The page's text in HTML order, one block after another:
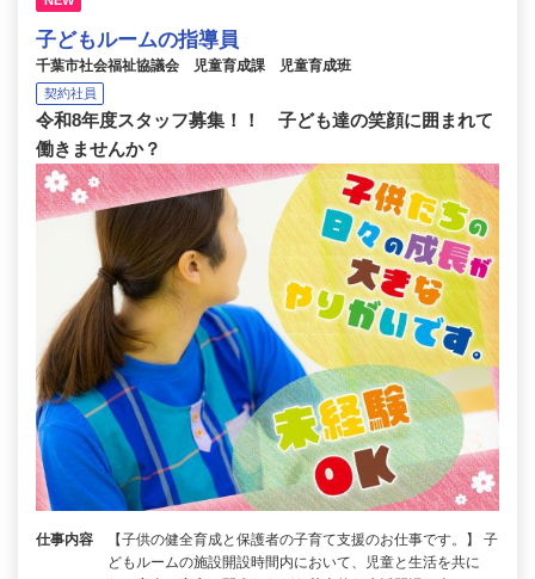
子どもルームの指導員
千葉市社会福祉協議会 児童育成課 児童育成班
契約社員
令和8年度スタッフ募集！！ 子ども達の笑顔に囲まれて
働きませんか？
仕事内容
【子供の健全育成と保護者の子育て支援のお仕事です。】 子
どもルームの施設開設時間内において、児童と生活を共に